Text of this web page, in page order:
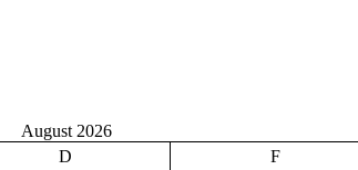
August 2026
D F